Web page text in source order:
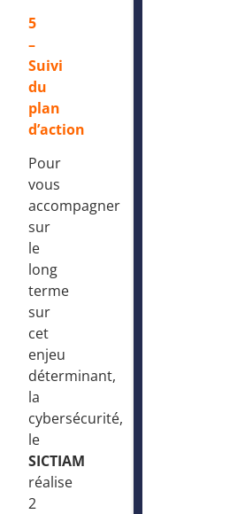
5
–
Suivi
du
plan
d’action
Pour
vous
accompagner
sur
le
long
terme
sur
cet
enjeu
déterminant,
la
cybersécurité,
le
SICTIAM
réalise
2